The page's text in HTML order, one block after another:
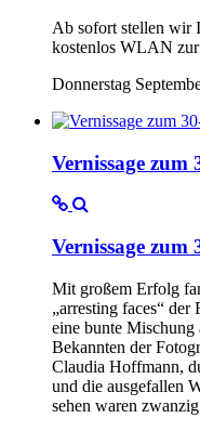
Ab sofort stellen wir
kostenlos WLAN
Donnerstag
Vernissage zum
Vernissage zum
Mit großem Erfolg
„arresting faces“
eine bunte Mischung
Bekannten der
Claudia Hoffmann,
und die ausgefallen
sehen waren